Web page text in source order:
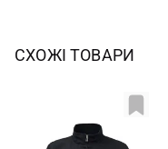
СХОЖІ ТОВАРИ